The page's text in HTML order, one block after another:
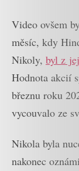
Video ovšem
měsíc, kdy
Nikoly, byl z
Hodnota akcií
březnu roku
vycouvalo ze
Nikola byla
nakonec